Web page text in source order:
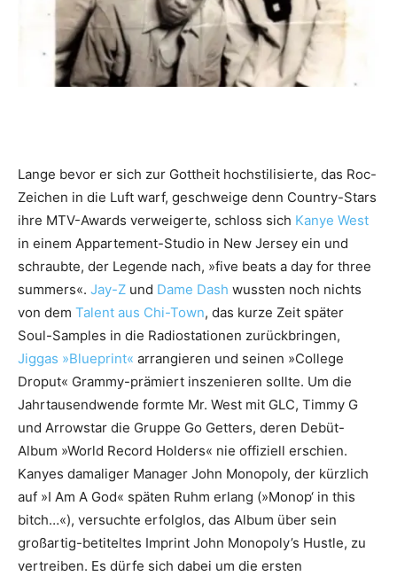
Lange bevor er sich zur Gottheit hochstilisierte, das Roc-
Zeichen in die Luft warf, geschweige denn Country-Stars
ihre MTV-Awards verweigerte, schloss sich Kanye West
in einem Appartement-Studio in New Jersey ein und
schraubte, der Legende nach, »five beats a day for three
summers«. Jay-Z und Dame Dash wussten noch nichts
von dem Talent aus Chi-Town, das kurze Zeit später
Soul-Samples in die Radiostationen zurückbringen,
Jiggas »Blueprint« arrangieren und seinen »College
Droput« Grammy-prämiert inszenieren sollte. Um die
Jahrtausendwende formte Mr. West mit GLC, Timmy G
und Arrowstar die Gruppe Go Getters, deren Debüt-
Album »World Record Holders« nie offiziell erschien.
Kanyes damaliger Manager John Monopoly, der kürzlich
auf »I Am A God« späten Ruhm erlang (»Monop‘ in this
bitch…«), versuchte erfolglos, das Album über sein
großartig-betiteltes Imprint John Monopoly’s Hustle, zu
vertreiben. Es dürfe sich dabei um die ersten